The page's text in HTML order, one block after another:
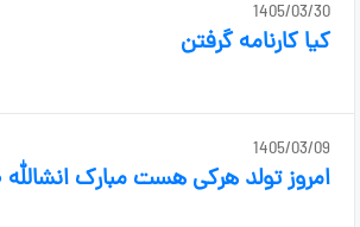
1405/03/30
کیا کارنامه گرفتن
1405/03/09
امروز تولد هرکی هست مبارک انشالله ۱۲۰ ساله بشه